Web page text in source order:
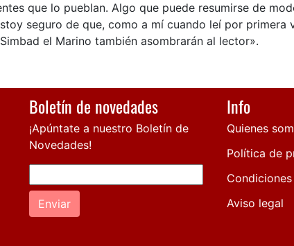
que lo pueblan. Algo que puede resumirse de
seguro de que, como a mí cuando leí por primera
el Marino también asombrarán al lector».
Boletín de novedades
¡Apúntate a nuestro Boletín de
Novedades!
Enviar
Info
Quienes
Política de
Aviso legal